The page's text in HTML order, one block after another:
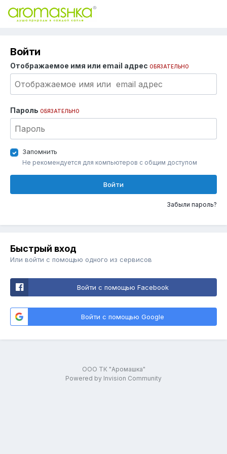
Войти
Отображаемое имя или email адрес ОБЯЗАТЕЛЬНО
Пароль ОБЯЗАТЕЛЬНО
Запомнить
Не рекомендуется для компьютеров с общим доступом
Войти
Забыли пароль?
Быстрый вход
Или войти с помощью одного из сервисов
Войти с помощью Facebook
Войти с помощью Google
ООО ТК "Аромашка"
Powered by Invision Community